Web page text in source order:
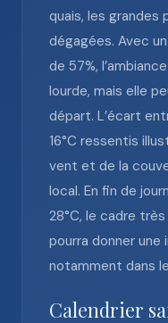
quais, les grandes
dégagées. Avec
de 57%,
lourde, mais elle
départ. L’écart
16°C ressentis
vent et de la
local. En fin de
28°C, le cadre
pourra donner une
notamment dans
Calendrier